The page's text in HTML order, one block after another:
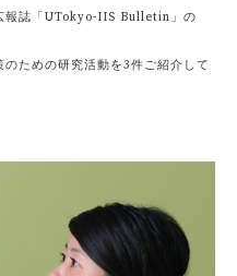
報誌「UTokyo-IIS Bulletin」の
ための研究活動を3件ご紹介して